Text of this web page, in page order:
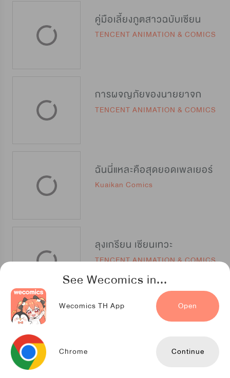
See Wecomics in...
Wecomics TH App Open
Chrome Continue
คู่มือเลี้ยงภูตสาวฉบับเซียน
TENCENT ANIMATION & COMICS
การผจญภัยของนายยาจก
TENCENT ANIMATION & COMICS
ฉันนี่แหละคือสุดยอดเพลเยอร์
Kuaikan Comics
ลุงเกรียน เซียนเทวะ
TENCENT ANIMATION & COMICS
ฮาเร็มรักลูกเขย(ของ)ตัวร้าย